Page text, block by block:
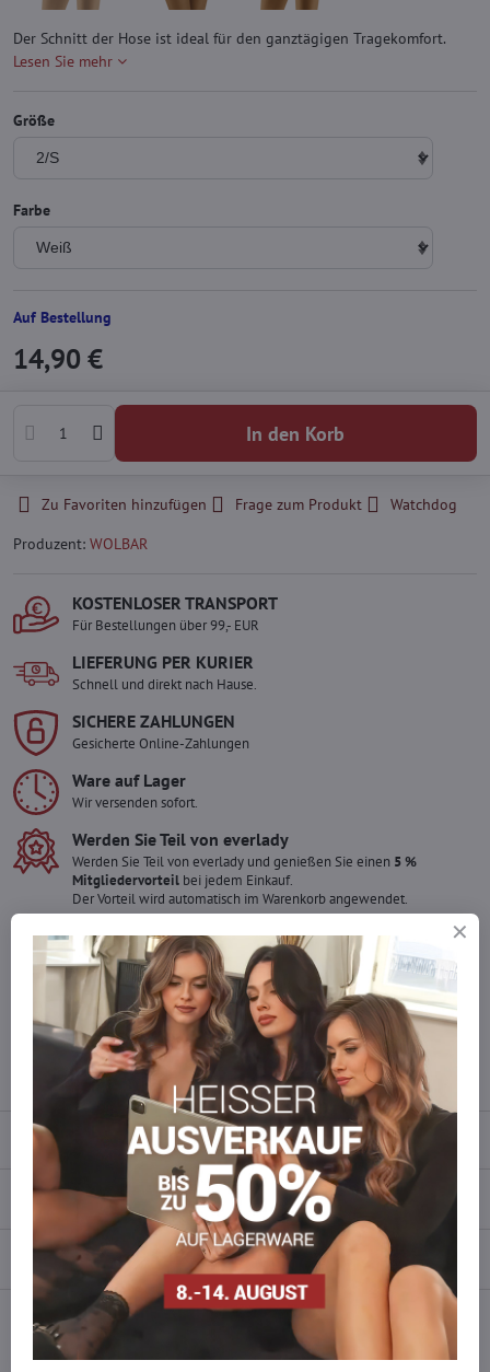
Der Schnitt der Hose ist ideal für den ganztägigen Tragekomfort.
Lesen Sie mehr
Größe
Farbe
Auf Bestellung
14,90 €
In den Korb
Zu Favoriten hinzufügen Frage zum Produkt
Watchdog
Produzent: WOLBAR
KOSTENLOSER TRANSPORT
Für Bestellungen über 99,- EUR
LIEFERUNG PER KURIER
Schnell und direkt nach Hause.
SICHERE ZAHLUNGEN
Gesicherte Online-Zahlungen
Ware auf Lager
Wir versenden sofort.
Werden Sie Teil von everlady
Werden Sie Teil von everlady und genießen Sie einen 5 %
Mitgliedervorteil bei jedem Einkauf.
Der Vorteil wird automatisch im Warenkorb angewendet.
Möchten Sie mehr bestellen ?
Zögern Sie nicht, uns zu kontaktieren, wir füllen die Ware für Sie
wieder auf!
info​​@everlady​​.eu
Beschreibung
Bewertungen
Diskussion
Facebook Reddit LinkedIn WhatsApp